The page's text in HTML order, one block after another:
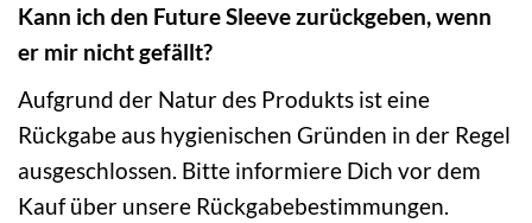
Kann ich den Future Sleeve zurückgeben, wenn
er mir nicht gefällt?
Aufgrund der Natur des Produkts ist eine
Rückgabe aus hygienischen Gründen in der Regel
ausgeschlossen. Bitte informiere Dich vor dem
Kauf über unsere Rückgabebestimmungen.